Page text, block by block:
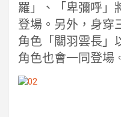
羅」、「卑彌呼」
登場。另外，身穿
角色「關羽雲長」
角色也會一同登場